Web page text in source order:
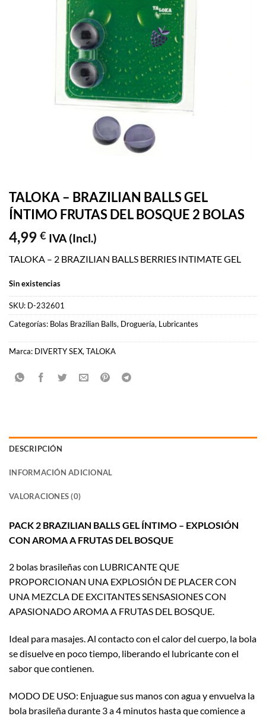
TALOKA – BRAZILIAN BALLS GEL
ÍNTIMO FRUTAS DEL BOSQUE 2 BOLAS
4,99 € IVA (Incl.)
TALOKA – 2 BRAZILIAN BALLS BERRIES INTIMATE GEL
Sin existencias
SKU: D-232601
Categorías: Bolas Brazilian Balls, Droguería, Lubricantes
Marca: DIVERTY SEX, TALOKA
DESCRIPCIÓN
INFORMACIÓN ADICIONAL
VALORACIONES (0)
PACK 2 BRAZILIAN BALLS GEL ÍNTIMO – EXPLOSIÓN
CON AROMA A FRUTAS DEL BOSQUE
2 bolas brasileñas con LUBRICANTE QUE
PROPORCIONAN UNA EXPLOSIÓN DE PLACER CON
UNA MEZCLA DE EXCITANTES SENSASIONES CON
APASIONADO AROMA A FRUTAS DEL BOSQUE.
Ideal para masajes. Al contacto con el calor del cuerpo, la bola
se disuelve en poco tiempo, liberando el lubricante con el
sabor que contienen.
MODO DE USO: Enjuague sus manos con agua y envuelva la
bola brasileña durante 3 a 4 minutos hasta que comience a